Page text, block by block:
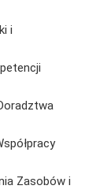
i
Zasobów i